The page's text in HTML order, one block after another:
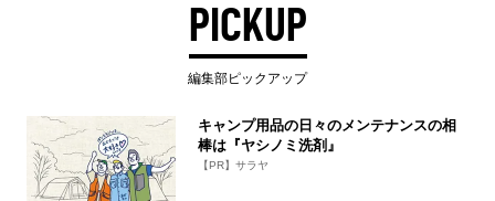
PICKUP
編集部ピックアップ
キャンプ用品の日々のメンテナンスの相
棒は『ヤシノミ洗剤』
【PR】サラヤ